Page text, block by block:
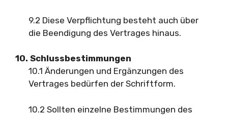
9.2 Diese Verpflichtung besteht auch über
die Beendigung des Vertrages hinaus.
10. Schlussbestimmungen
10.1 Änderungen und Ergänzungen des
Vertrages bedürfen der Schriftform.
10.2 Sollten einzelne Bestimmungen des